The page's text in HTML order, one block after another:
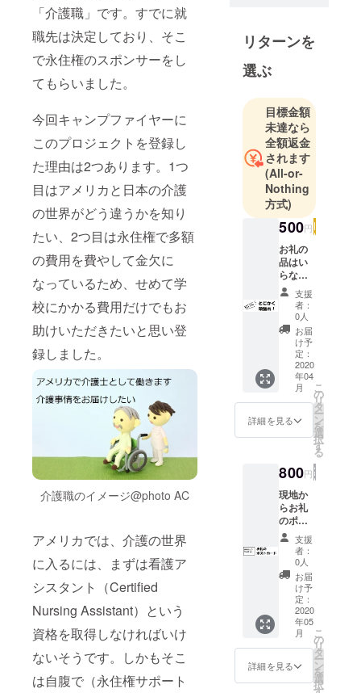
「介護職」です。すでに就
職先は決定しており、そこ
で永住権のスポンサーをし
てもらいました。
今回キャンプファイヤーに
このプロジェクトを登録し
た理由は2つあります。1つ
目はアメリカと日本の介護
の世界がどう違うかを知り
たい、2つ目は永住権で多額
の費用を費やして金欠に
なっているため、せめて学
校にかかる費用だけでもお
助けいただきたいと思い登
録しました。
介護職のイメージ@photo AC
アメリカでは、介護の世界
に入るには、まずは看護ア
シスタント（Certified
Nursing Assistant）という
資格を取得しなければいけ
ないそうです。しかもそこ
は自腹で（永住権サポート
リターンを
選ぶ
目標金額
未達なら
全額返金
されます
(All-or-
Nothing
方式)
500円
お礼の
品はい
らない
よ。 た
だただ
応援し
たい！
という
方、い
らっ
しゃい
ました
ら大歓
迎で
す！ 現
礼の
メール
だけで
も送ら
せてく
ださ
い！ お
届けの
品はあ
りませ
ん、ご
了承く
ださ
い。
支援
者：
0人
お届
け予
定：
2020
年04
月
詳細を見る
こ
の
リ
タ
ー
ン
を
選
択
す
る
800円
現地か
らお礼
のポス
トカー
ドを送
付しま
す。 現
地で購
入した
ポスト
カード
に手書
きでお
礼を書
いて郵
支援
者：
0人
お届
け予
定：
2020
年05
月
詳細を見る
こ
の
リ
タ
ー
ン
を
選
択